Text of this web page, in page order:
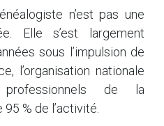
n’est pas une
Elle s’est largement
sous l’impulsion de
l’organisation nationale
de la
% de l’activité.